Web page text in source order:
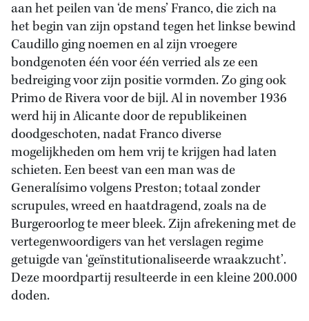
aan het peilen van ‘de mens’ Franco, die zich na
het begin van zijn opstand tegen het linkse bewind
Caudillo ging noemen en al zijn vroegere
bondgenoten één voor één verried als ze een
bedreiging voor zijn positie vormden. Zo ging ook
Primo de Rivera voor de bijl. Al in november 1936
werd hij in Alicante door de republikeinen
doodgeschoten, nadat Franco diverse
mogelijkheden om hem vrij te krijgen had laten
schieten. Een beest van een man was de
Generalísimo volgens Preston; totaal zonder
scrupules, wreed en haatdragend, zoals na de
Burgeroorlog te meer bleek. Zijn afrekening met de
vertegenwoordigers van het verslagen regime
getuigde van ‘geïnstitutionaliseerde wraakzucht’.
Deze moordpartij resulteerde in een kleine 200.000
doden.